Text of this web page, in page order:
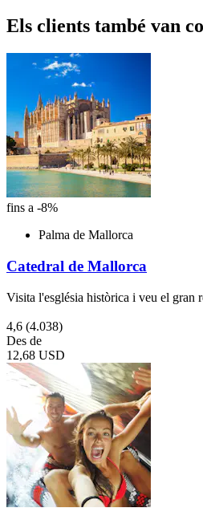
Els clients també van
fins a -8%
Palma de Mallorca
Catedral de Mallorca
Visita l'església històrica i veu el gran
4,6 (4.038)
Des de
12,68 USD